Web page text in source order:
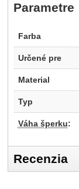
Parametre
Farba
Určené pre
Material
Typ
Váha šperku:
Recenzia